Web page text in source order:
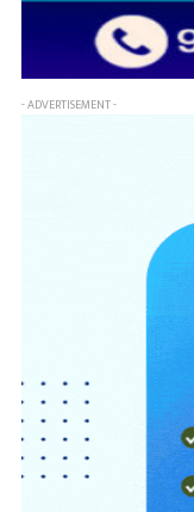
- ADVERTISEMENT -